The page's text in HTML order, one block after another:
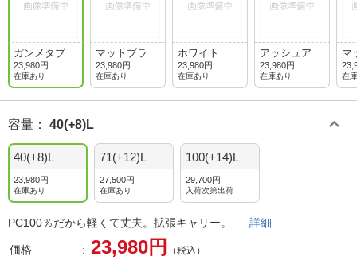
ガンメタブラ
ッシュ
23,980円
在庫あり
マットブラッ
ク
23,980円
在庫あり
ホワイト
23,980円
在庫あり
アッシュアク
ア
23,980円
在庫あり
マ
ネ
在
容量 ： 40(+8)L
40(+8)L
23,980円
在庫あり
71(+12)L
27,500円
在庫あり
100(+14)L
29,700円
入荷次第出荷
PC100％だから軽くて丈夫。拡張キャリー。 詳細
価格 23,980円 （税込）